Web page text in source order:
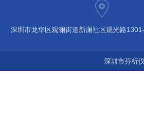
深圳市龙华区观澜街道新澜社区观光路
深圳市芬析